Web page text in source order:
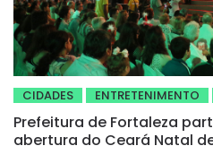
CIDADES ENTRETENIMENTO
Prefeitura de Fortaleza
abertura do Ceará Natal de